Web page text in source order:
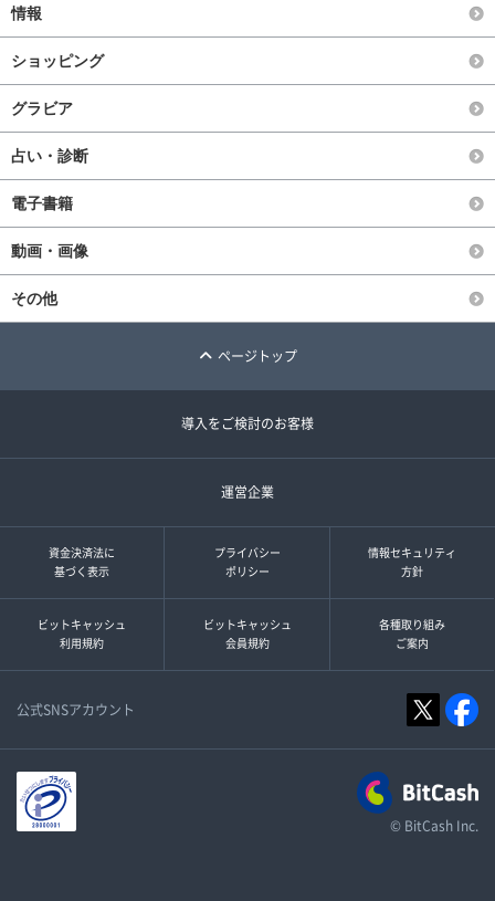
情報
ショッピング
グラビア
占い・診断
電子書籍
動画・画像
その他
ページトップ
導入をご検討のお客様
運営企業
資金決済法に
基づく表示
プライバシー
ポリシー
情報セキュリティ
方針
ビットキャッシュ
利用規約
ビットキャッシュ
会員規約
各種取り組み
ご案内
公式SNSアカウント
© BitCash Inc.